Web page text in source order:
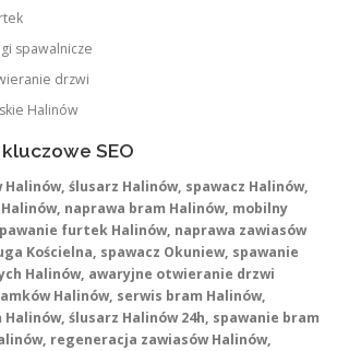
spawalnicze
drzwi
Halinów
SEO
ślusarz Halinów, spawacz Halinów,
naprawa bram Halinów, mobilny
furtek Halinów, naprawa zawiasów
Kościelna, spawacz Okuniew, spawanie
Halinów, awaryjne otwieranie drzwi
Halinów, serwis bram Halinów,
ślusarz Halinów 24h, spawanie bram
regeneracja zawiasów Halinów,